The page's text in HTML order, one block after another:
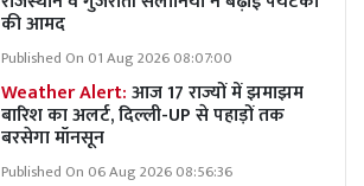
की आमद
Published On 01 Aug 2026 08:07:00
Weather Alert:आज 17 राज्यों में झमाझम
बारिश का अलर्ट, दिल्ली-UP से पहाड़ों तक
बरसेगा मॉनसून
Published On 06 Aug 2026 08:56:36